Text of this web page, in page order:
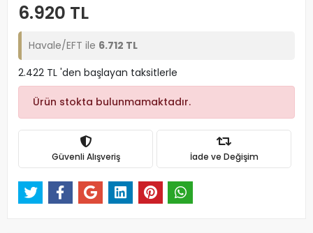
6.920 TL
Havale/EFT ile 6.712 TL
2.422 TL 'den başlayan taksitlerle
Ürün stokta bulunmamaktadır.
Güvenli Alışveriş İade ve Değişim